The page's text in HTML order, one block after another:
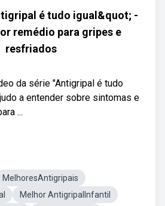
é tudo igual&quot; -
remédio para gripes e
resfriados
da série "Antigripal é tudo
a entender sobre sintomas e
...
MelhoresAntigripais
Melhor AntigripalInfantil